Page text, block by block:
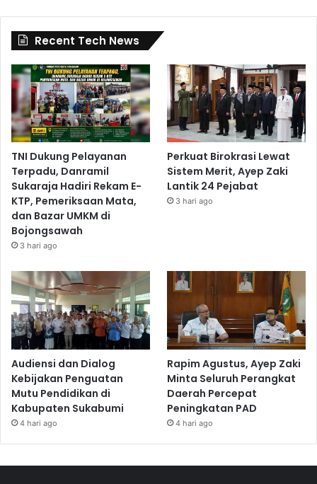
Recent Tech News
TNI Dukung Pelayanan
Terpadu, Danramil
Sukaraja Hadiri Rekam E-
KTP, Pemeriksaan Mata,
dan Bazar UMKM di
Bojongsawah
3 hari ago
Perkuat Birokrasi Lewat
Sistem Merit, Ayep Zaki
Lantik 24 Pejabat
3 hari ago
Audiensi dan Dialog
Kebijakan Penguatan
Mutu Pendidikan di
Kabupaten Sukabumi
4 hari ago
Rapim Agustus, Ayep Zaki
Minta Seluruh Perangkat
Daerah Percepat
Peningkatan PAD
4 hari ago